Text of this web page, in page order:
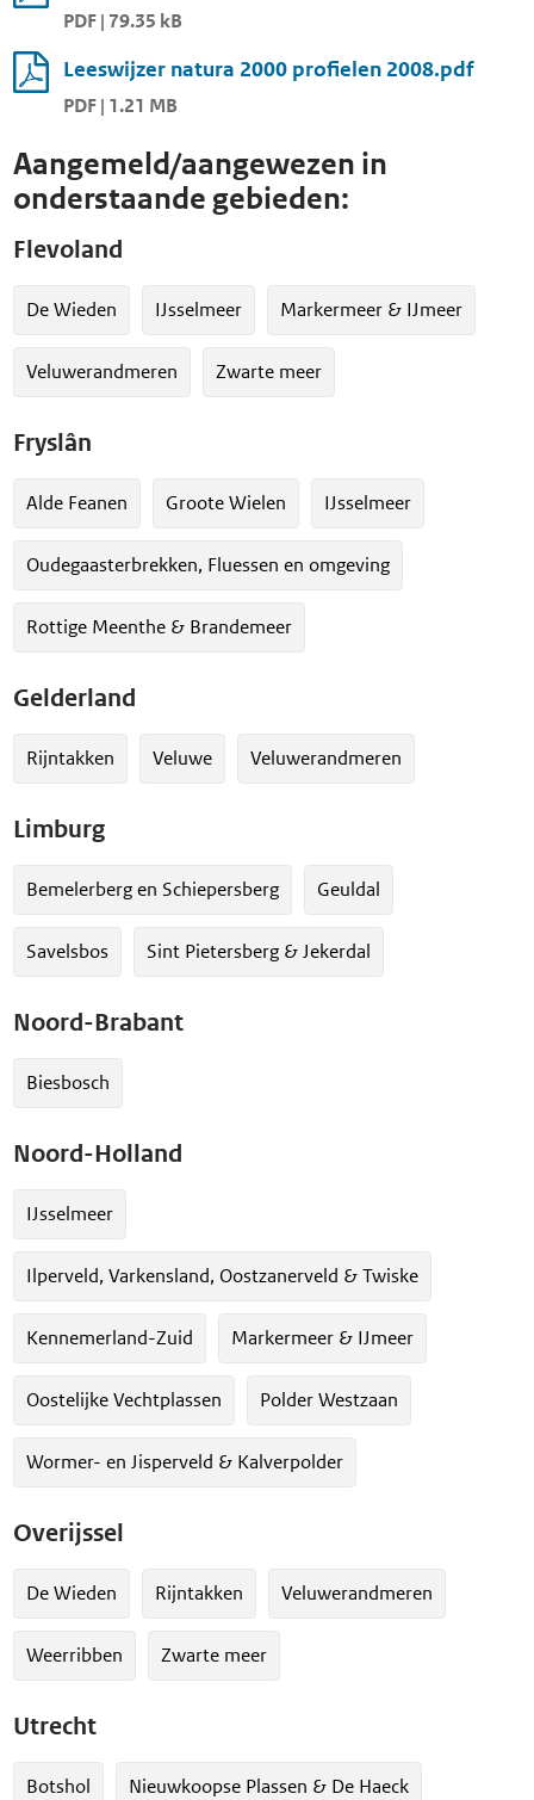
PDF | 79.35 kB
Leeswijzer natura 2000 profielen 2008.pdf
PDF | 1.21 MB
Aangemeld/aangewezen in
onderstaande gebieden:
Flevoland
De Wieden IJsselmeer Markermeer & IJmeer
Veluwerandmeren Zwarte meer
Fryslân
Alde Feanen Groote Wielen IJsselmeer
Oudegaasterbrekken, Fluessen en omgeving
Rottige Meenthe & Brandemeer
Gelderland
Rijntakken Veluwe Veluwerandmeren
Limburg
Bemelerberg en Schiepersberg Geuldal
Savelsbos Sint Pietersberg & Jekerdal
Noord-Brabant
Biesbosch
Noord-Holland
IJsselmeer
Ilperveld, Varkensland, Oostzanerveld & Twiske
Kennemerland-Zuid Markermeer & IJmeer
Oostelijke Vechtplassen Polder Westzaan
Wormer- en Jisperveld & Kalverpolder
Overijssel
De Wieden Rijntakken Veluwerandmeren
Weerribben Zwarte meer
Utrecht
Botshol Nieuwkoopse Plassen & De Haeck